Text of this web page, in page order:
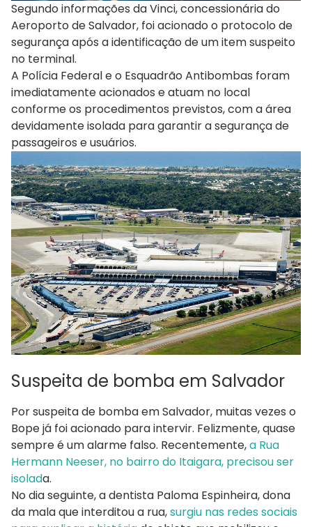
Segundo informações da Vinci, concessionária do
Aeroporto de Salvador, foi acionado o protocolo de
segurança após a identificação de um item suspeito
no terminal.
A Polícia Federal e o Esquadrão Antibombas foram
imediatamente acionados e atuam no local
conforme os procedimentos previstos, com a área
devidamente isolada para garantir a segurança de
passageiros e usuários.
Suspeita de bomba em Salvador
Por suspeita de bomba em Salvador, muitas vezes o
Bope já foi acionado para intervir. Felizmente, quase
sempre é um alarme falso. Recentemente,a Rua
Hermann Neeser, no bairro do Itaigara, precisou ser
isolada.
No dia seguinte, a dentista Paloma Espinheira, dona
da mala que interditou a rua,surgiu nas redes sociais